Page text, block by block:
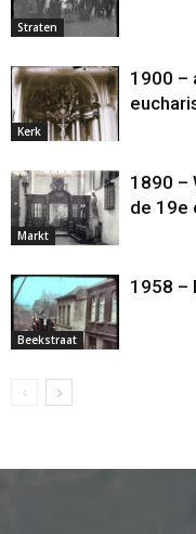
Straten
Kerk
1900 –
Markt
1890 –
de 19e
Beekstraat
1958 –